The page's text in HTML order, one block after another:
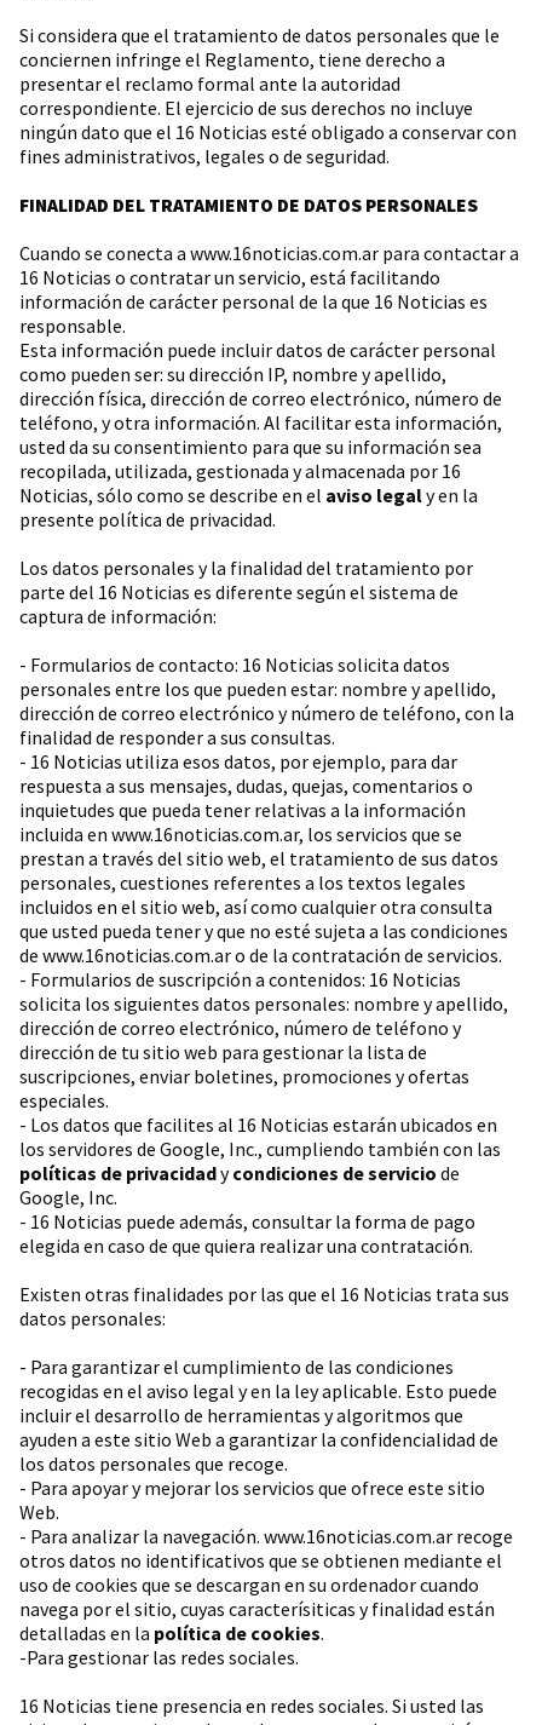
Si considera que el tratamiento de datos personales que le
conciernen infringe el Reglamento, tiene derecho a
presentar el reclamo formal ante la autoridad
correspondiente. El ejercicio de sus derechos no incluye
ningún dato que el 16 Noticias esté obligado a conservar con
fines administrativos, legales o de seguridad.
FINALIDAD DEL TRATAMIENTO DE DATOS PERSONALES
Cuando se conecta a www.16noticias.com.ar para contactar a
16 Noticias o contratar un servicio, está facilitando
información de carácter personal de la que 16 Noticias es
responsable.
Esta información puede incluir datos de carácter personal
como pueden ser: su dirección IP, nombre y apellido,
dirección física, dirección de correo electrónico, número de
teléfono, y otra información. Al facilitar esta información,
usted da su consentimiento para que su información sea
recopilada, utilizada, gestionada y almacenada por 16
Noticias, sólo como se describe en el aviso legaly en la
presente política de privacidad.
Los datos personales y la finalidad del tratamiento por
parte del 16 Noticias es diferente según el sistema de
captura de información:
- Formularios de contacto: 16 Noticias solicita datos
personales entre los que pueden estar: nombre y apellido,
dirección de correo electrónico y número de teléfono, con la
finalidad de responder a sus consultas.
- 16 Noticias utiliza esos datos, por ejemplo, para dar
respuesta a sus mensajes, dudas, quejas, comentarios o
inquietudes que pueda tener relativas a la información
incluida en www.16noticias.com.ar, los servicios que se
prestan a través del sitio web, el tratamiento de sus datos
personales, cuestiones referentes a los textos legales
incluidos en el sitio web, así como cualquier otra consulta
que usted pueda tener y que no esté sujeta a las condiciones
de www.16noticias.com.ar o de la contratación de servicios.
- Formularios de suscripción a contenidos: 16 Noticias
solicita los siguientes datos personales: nombre y apellido,
dirección de correo electrónico, número de teléfono y
dirección de tu sitio web para gestionar la lista de
suscripciones, enviar boletines, promociones y ofertas
especiales.
- Los datos que facilites al 16 Noticias estarán ubicados en
los servidores de Google, Inc., cumpliendo también con las
políticas de privacidadycondiciones de servicio de
Google, Inc.
- 16 Noticias puede además, consultar la forma de pago
elegida en caso de que quiera realizar una contratación.
Existen otras finalidades por las que el 16 Noticias trata sus
datos personales:
- Para garantizar el cumplimiento de las condiciones
recogidas en el aviso legal y en la ley aplicable. Esto puede
incluir el desarrollo de herramientas y algoritmos que
ayuden a este sitio Web a garantizar la confidencialidad de
los datos personales que recoge.
- Para apoyar y mejorar los servicios que ofrece este sitio
Web.
- Para analizar la navegación. www.16noticias.com.ar recoge
otros datos no identificativos que se obtienen mediante el
uso de cookies que se descargan en su ordenador cuando
navega por el sitio, cuyas caracterísiticas y finalidad están
detalladas en la política de cookies.
-Para gestionar las redes sociales.
16 Noticias tiene presencia en redes sociales. Si usted las